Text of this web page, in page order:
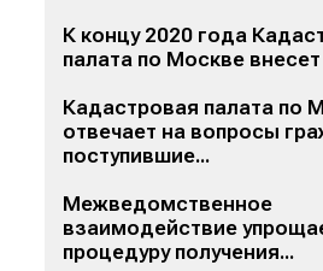
К концу 2020 года
палата по Москве
Кадастровая палата по
отвечает на вопросы
поступившие...
Межведомственное
взаимодействие
процедуру получения...